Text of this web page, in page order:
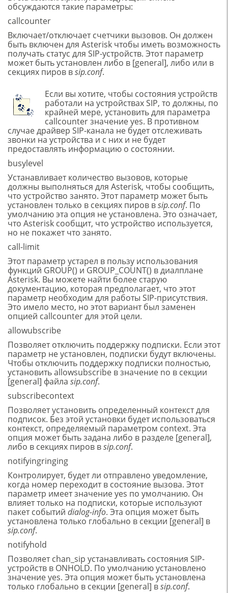
обсуждаются такие параметры:
callcounter
Включает/отключает счетчики вызовов. Он должен
быть включен для Asterisk чтобы иметь возможность
получать статус для SIP-устройств. Этот параметр
может быть установлен либо в [general], либо или в
секциях пиров вsip.conf.
Если вы хотите, чтобы состояния устройств
работали на устройствах SIP, то должны, по
крайней мере, установить для параметра
callcounter значение yes. В противном
случае драйвер SIP-канала не будет отслеживать
звонки на устройства и с них и не будет
предоставлять информацию о состоянии.
busylevel
Устанавливает количество вызовов, которые
должны выполняться для Asterisk, чтобы сообщить,
что устройство занято. Этот параметр может быть
установлен только в секциях пиров вsip.conf. По
умолчанию эта опция не установлена. Это означает,
что Asterisk сообщит, что устройство используется,
но не покажет что занято.
call-limit
Этот параметр устарел в пользу использования
функций GROUP() и GROUP_COUNT() в диалплане
Asterisk. Вы можете найти более старую
документацию, которая предполагает, что этот
параметр необходим для работы SIP-присутствия.
Это имело место, но этот вариант был заменен
опцией callcounter для этой цели.
allowubscribe
Позволяет отключить поддержку подписки. Если этот
параметр не установлен, подписки будут включены.
Чтобы отключить поддержку подписки полностью,
установить allowsubscribe в значение no в секции
[general] файла sip.conf.
subscribecontext
Позволяет установить определенный контекст для
подписок. Без этой установки будет использоваться
контекст, определяемый параметром context. Эта
опция может быть задана либо в разделе [general],
либо в секциях пиров вsip.conf.
notifyingringing
Контролирует, будет ли отправлено уведомление,
когда номер переходит в состояние вызова. Этот
параметр имеет значение yes по умолчанию. Он
влияет только на подписки, которые используют
пакет событий dialog-info. Эта опция может быть
установлена только глобально в секции [general] в
sip.conf.
notifyhold
Позволяет chan_sip устанавливать состояния SIP-
устройств в ONHOLD. По умолчанию установлено
значение yes. Эта опция может быть установлена
только глобально в секции [general] вsip.conf.